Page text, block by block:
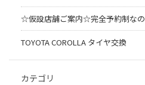
☆仮設店舗ご案内☆完全予約制なの
TOYOTA COROLLA タイヤ交換
カテゴリ